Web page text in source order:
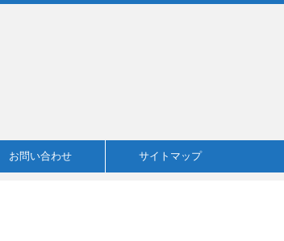
お問い合わせ サイトマップ